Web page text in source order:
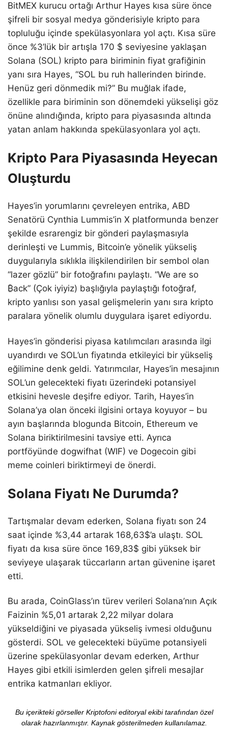
BitMEX kurucu ortağı Arthur Hayes kısa süre önce
şifreli bir sosyal medya gönderisiyle kripto para
topluluğu içinde spekülasyonlara yol açtı. Kısa süre
önce %3’lük bir artışla 170 $ seviyesine yaklaşan
Solana (SOL) kripto para biriminin fiyat grafiğinin
yanı sıra Hayes, “SOL bu ruh hallerinden birinde.
Henüz geri dönmedik mi?” Bu muğlak ifade,
özellikle para biriminin son dönemdeki yükselişi göz
önüne alındığında, kripto para piyasasında altında
yatan anlam hakkında spekülasyonlara yol açtı.
Kripto Para Piyasasında Heyecan
Oluşturdu
Hayes’in yorumlarını çevreleyen entrika, ABD
Senatörü Cynthia Lummis’in X platformunda benzer
şekilde esrarengiz bir gönderi paylaşmasıyla
derinleşti ve Lummis, Bitcoin’e yönelik yükseliş
duygularıyla sıklıkla ilişkilendirilen bir sembol olan
“lazer gözlü” bir fotoğrafını paylaştı. “We are so
₿ack” (Çok iyiyiz) başlığıyla paylaştığı fotoğraf,
kripto yanlısı son yasal gelişmelerin yanı sıra kripto
paralara yönelik olumlu duygulara işaret ediyordu.
Hayes’in gönderisi piyasa katılımcıları arasında ilgi
uyandırdı ve SOL’un fiyatında etkileyici bir yükseliş
eğilimine denk geldi. Yatırımcılar, Hayes’in mesajının
SOL’un gelecekteki fiyatı üzerindeki potansiyel
etkisini hevesle deşifre ediyor. Tarih, Hayes’in
Solana’ya olan önceki ilgisini ortaya koyuyor – bu
ayın başlarında blogunda Bitcoin, Ethereum ve
Solana biriktirilmesini tavsiye etti. Ayrıca
portföyünde dogwifhat (WIF) ve Dogecoin gibi
meme coinleri biriktirmeyi de önerdi.
Solana Fiyatı Ne Durumda?
Tartışmalar devam ederken, Solana fiyatı son 24
saat içinde %3,44 artarak 168,63$’a ulaştı. SOL
fiyatı da kısa süre önce 169,83$ gibi yüksek bir
seviyeye ulaşarak tüccarların artan güvenine işaret
etti.
Bu arada, CoinGlass’ın türev verileri Solana’nın Açık
Faizinin %5,01 artarak 2,22 milyar dolara
yükseldiğini ve piyasada yükseliş ivmesi olduğunu
gösterdi. SOL ve gelecekteki büyüme potansiyeli
üzerine spekülasyonlar devam ederken, Arthur
Hayes gibi etkili isimlerden gelen şifreli mesajlar
entrika katmanları ekliyor.
Bu içerikteki görseller Kriptofoni editoryal ekibi tarafından özel
olarak hazırlanmıştır. Kaynak gösterilmeden kullanılamaz.